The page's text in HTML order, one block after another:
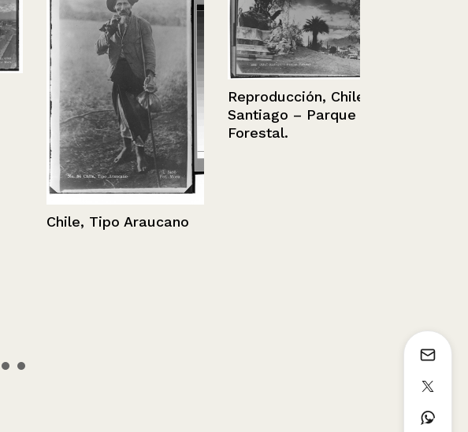
Chile, Tipo Araucano
Reproducción, Chile,
Santiago – Parque
Forestal.